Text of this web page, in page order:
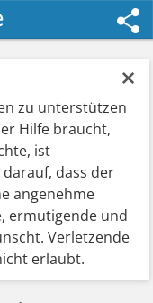
×
zu unterstützen
Hilfe braucht,
ist
dass der
angenehme
ermutigende und
Verletzende
erlaubt.